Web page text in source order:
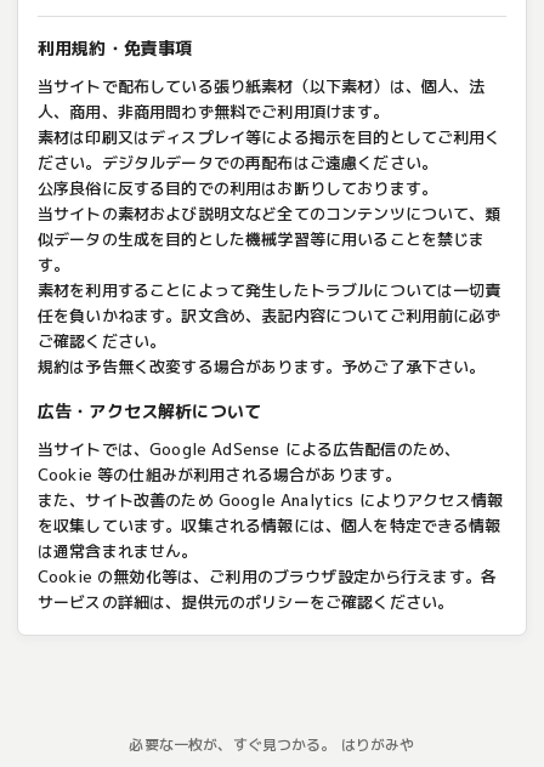
利用規約・免責事項
当サイトで配布している張り紙素材（以下素材）は、個人、法
人、商用、非商用問わず無料でご利用頂けます。
素材は印刷又はディスプレイ等による掲示を目的としてご利用く
ださい。デジタルデータでの再配布はご遠慮ください。
公序良俗に反する目的での利用はお断りしております。
当サイトの素材および説明文など全てのコンテンツについて、類
似データの生成を目的とした機械学習等に用いることを禁じま
す。
素材を利用することによって発生したトラブルについては一切責
任を負いかねます。訳文含め、表記内容についてご利用前に必ず
ご確認ください。
規約は予告無く改変する場合があります。予めご了承下さい。
広告・アクセス解析について
当サイトでは、Google AdSense による広告配信のため、
Cookie 等の仕組みが利用される場合があります。
また、サイト改善のため Google Analytics によりアクセス情報
を収集しています。収集される情報には、個人を特定できる情報
は通常含まれません。
Cookie の無効化等は、ご利用のブラウザ設定から行えます。各
サービスの詳細は、提供元のポリシーをご確認ください。
必要な一枚が、すぐ見つかる。 はりがみや